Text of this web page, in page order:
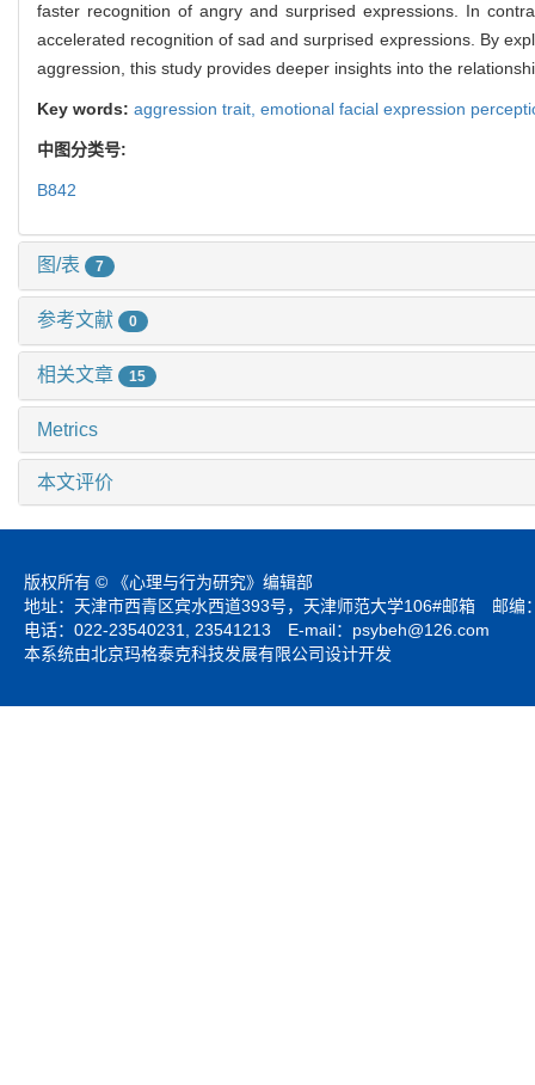
faster recognition of angry and surprised expressions. In
accelerated recognition of sad and surprised expressions. By
aggression, this study provides deeper insights into the
Key words: aggression trait, emotional facial expression
中图分类号:
B842
图/表 7
参考文献 0
相关文章 15
Metrics
本文评价
版权所有 © 《心理与行为研究》编辑部
地址：天津市西青区宾水西道393号，天津师范大学106#邮箱 邮编
电话：022-23540231, 23541213 E-mail： psybeh@126.com
本系统由北京玛格泰克科技发展有限公司设计开发